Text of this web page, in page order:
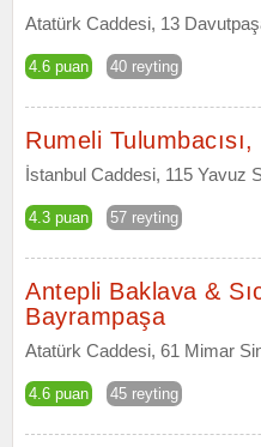
Atatürk Caddesi, 13
4.6 puan 40 reyting
Rumeli
İstanbul Caddesi, 115 Yavuz
4.3 puan 57 reyting
Antepli Baklava &
Bayrampaşa
Atatürk Caddesi, 61 Mimar
4.6 puan 45 reyting